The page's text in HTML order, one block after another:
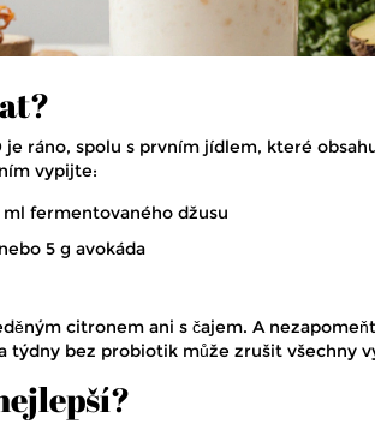
je ráno, spolu s prvním jídlem, které
vypijte:
fermentovaného džusu
5 g avokáda
citronem ani s čajem. A
týdny bez probiotik může zrušit všechny